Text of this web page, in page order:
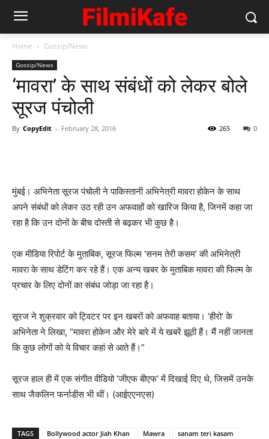
Home Gossip/News
Gossip/News
‘मावरा’ के साथ संबंधों को लेकर बोले
सूरज पंचोली
By CopyEdit - February 28, 2016 0
265
मुंबई। अभिनेता सूरज पंचोली ने पाकिस्तानी अभिनेत्री मावरा होकेन के साथ
अपने संबंधों को लेकर उठ रही उन अफवाहों को खारिज किया है, जिनमें कहा जा
रहा है कि उन दोनों के बीच दोस्ती से बढ़कर भी कुछ है।
एक मीडिया रिपोर्ट के मुताबिक, सूरज फिल्म ‘सनम तेरी कसम’ की अभिनेत्री
मावरा के साथ डेटिंग कर रहे हैं। एक अन्य खबर के मुताबिक मावरा की फिल्म के
प्रचार के लिए दोनों का संबंध जोड़ा जा रहा है।
सूरज ने शुक्रवार को ट्विटर पर इन खबरों को अफवाह बताया। ‘हीरो’ के
अभिनेता ने लिखा, “मावरा होकेन और मेरे बारे में ये खबरें झूठी हैं। मैं नहीं जानता
कि कुछ लोगों को ये विचार कहां से आते हैं।”
सूरज हाल ही में एक संगीत वीडियो ‘जीएफ बीएफ’ में दिखाई दिए थे, जिसमें उनके
साथ जैकलिन फर्नाडीस भी थीं। (आईएएनएस)
TAGS Bollywood actor Jiah Khan Mawra
sanam teri kasam